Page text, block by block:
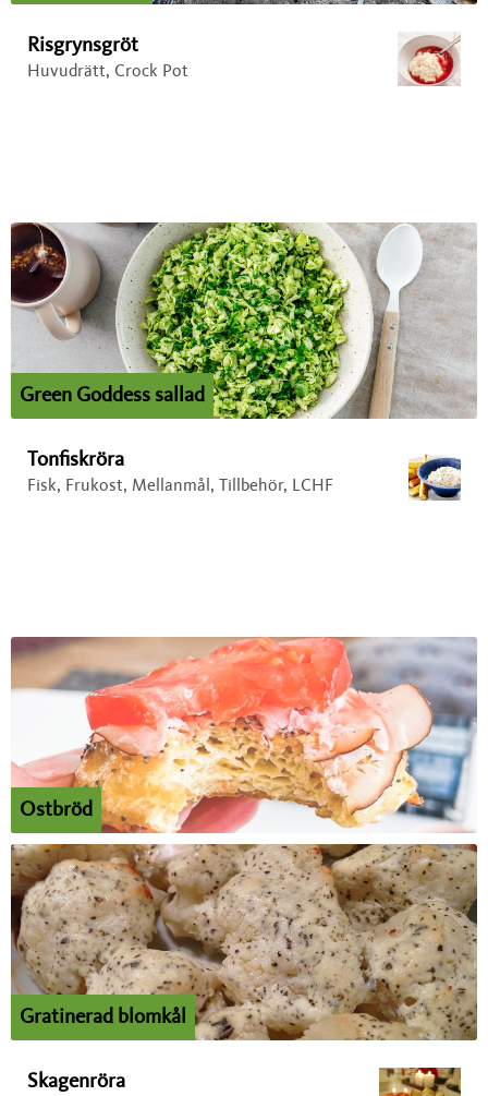
Risgrynsgröt
Huvudrätt, Crock Pot
Green Goddess sallad
Tonfiskröra
Fisk, Frukost, Mellanmål, Tillbehör, LCHF
Ostbröd
Gratinerad blomkål
Skagenröra